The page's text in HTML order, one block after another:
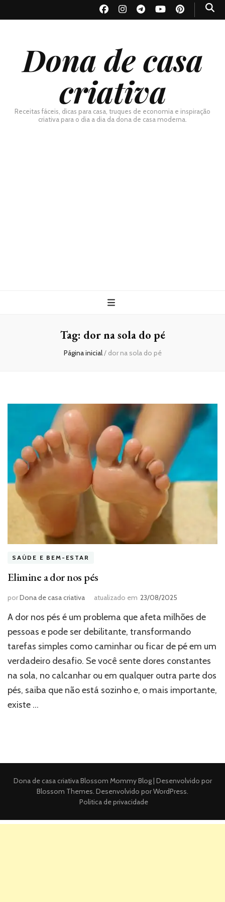
Dona de casa
criativa
Receitas fáceis, dicas para casa, truques de economia e inspiração
criativa para o dia a dia da dona de casa moderna.
Tag: dor na sola do pé
Página inicial/ dor na sola do pé
SAÚDE E BEM-ESTAR
Elimine a dor nos pés
porDona de casa criativa atualizado em 23/08/2025
A dor nos pés é um problema que afeta milhões de
pessoas e pode ser debilitante, transformando
tarefas simples como caminhar ou ficar de pé em um
verdadeiro desafio. Se você sente dores constantes
na sola, no calcanhar ou em qualquer outra parte dos
pés, saiba que não está sozinho e, o mais importante,
existe …
Dona de casa criativaBlossom Mommy Blog | Desenvolvido por
Blossom Themes. Desenvolvido porWordPress.
Politica de privacidade